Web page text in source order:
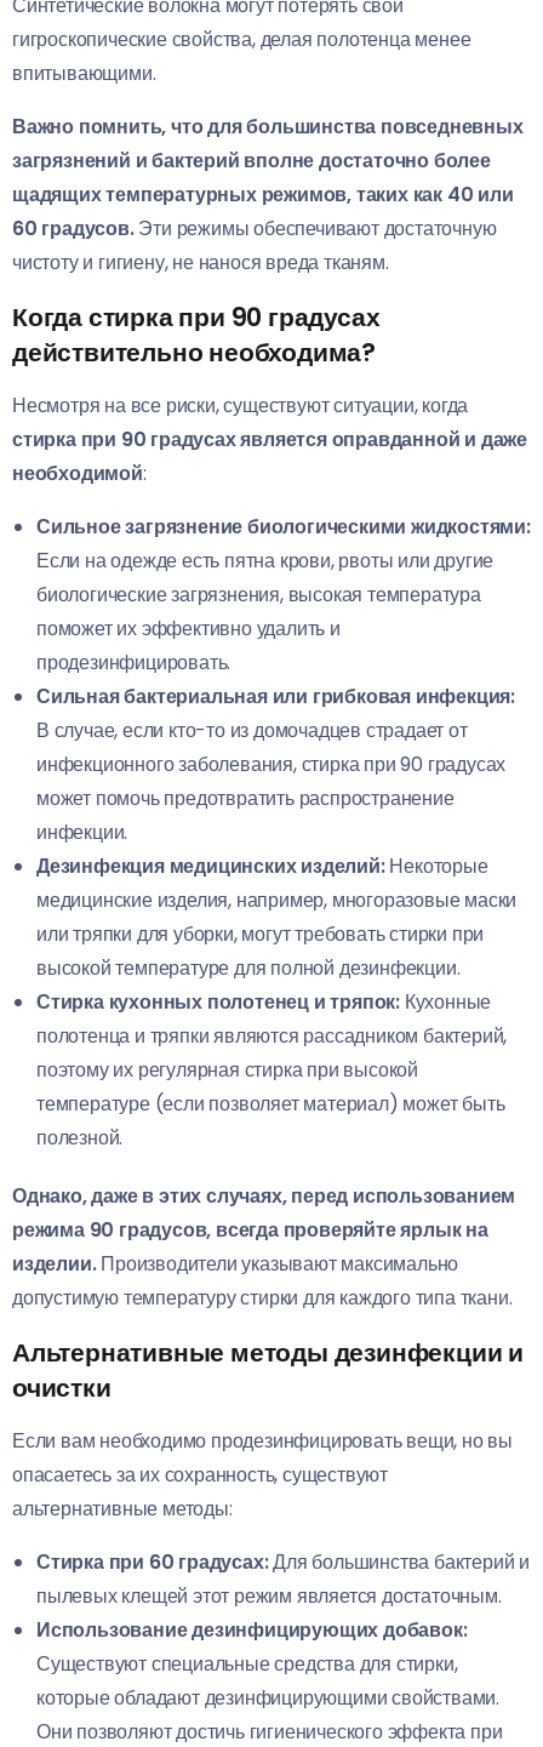
гигроскопические свойства, делая полотенца менее
впитывающими.
Важно помнить, что для большинства повседневных
загрязнений и бактерий вполне достаточно более
щадящих температурных режимов, таких как 40 или
60 градусов.Эти режимы обеспечивают достаточную
чистоту и гигиену, не нанося вреда тканям.
Когда стирка при 90 градусах
действительно необходима?
Несмотря на все риски, существуют ситуации, когда
стирка при 90 градусах является оправданной и даже
необходимой:
Сильное загрязнение биологическими жидкостями:
Если на одежде есть пятна крови, рвоты или другие
биологические загрязнения, высокая температура
поможет их эффективно удалить и
продезинфицировать.
Сильная бактериальная или грибковая инфекция:
В случае, если кто-то из домочадцев страдает от
инфекционного заболевания, стирка при 90 градусах
может помочь предотвратить распространение
инфекции.
Дезинфекция медицинских изделий:Некоторые
медицинские изделия, например, многоразовые маски
или тряпки для уборки, могут требовать стирки при
высокой температуре для полной дезинфекции.
Стирка кухонных полотенец и тряпок: Кухонные
полотенца и тряпки являются рассадником бактерий,
поэтому их регулярная стирка при высокой
температуре (если позволяет материал) может быть
полезной.
Однако, даже в этих случаях, перед использованием
режима 90 градусов, всегда проверяйте ярлык на
изделии.Производители указывают максимально
допустимую температуру стирки для каждого типа ткани.
Альтернативные методы дезинфекции и
очистки
Если вам необходимо продезинфицировать вещи, но вы
опасаетесь за их сохранность, существуют
альтернативные методы:
Стирка при 60 градусах:Для большинства бактерий и
пылевых клещей этот режим является достаточным.
Использование дезинфицирующих добавок:
Существуют специальные средства для стирки,
которые обладают дезинфицирующими свойствами.
Они позволяют достичь гигиенического эффекта при